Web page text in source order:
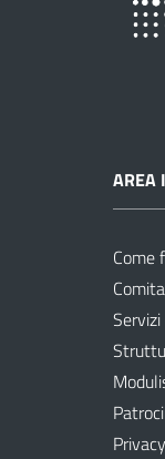
AREA
Come
Privacy